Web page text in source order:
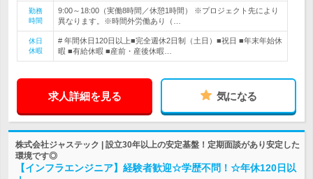
勤務
時間
9:00～18:00（実働8時間／休憩1時間） ※プロジェクト先により
異なります。※時間外労働あり（…
休日
休暇
# 年間休日120日以上■完全週休2日制（土日）■祝日 ■年末年始休
暇 ■有給休暇 ■産前・産後休暇…
求人詳細を見る 気になる
株式会社ジャステック | 設立30年以上の安定基盤！定期面談があり安定した
環境です◎
【インフラエンジニア】経験者歓迎☆学歴不問！☆年休120日以